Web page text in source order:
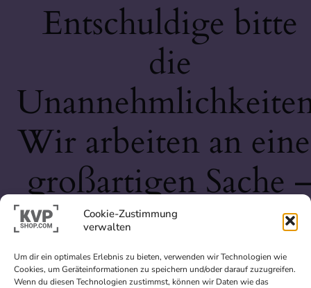
Cookie-Zustimmung
verwalten
Um dir ein optimales Erlebnis zu bieten, verwenden wir Technologien wie
Cookies, um Geräteinformationen zu speichern und/oder darauf zuzugreifen.
Wenn du diesen Technologien zustimmst, können wir Daten wie das
Entschuldige bitte
die
Wir arbeiten an
großartigen Sache
schau bald wieder
vorbei!